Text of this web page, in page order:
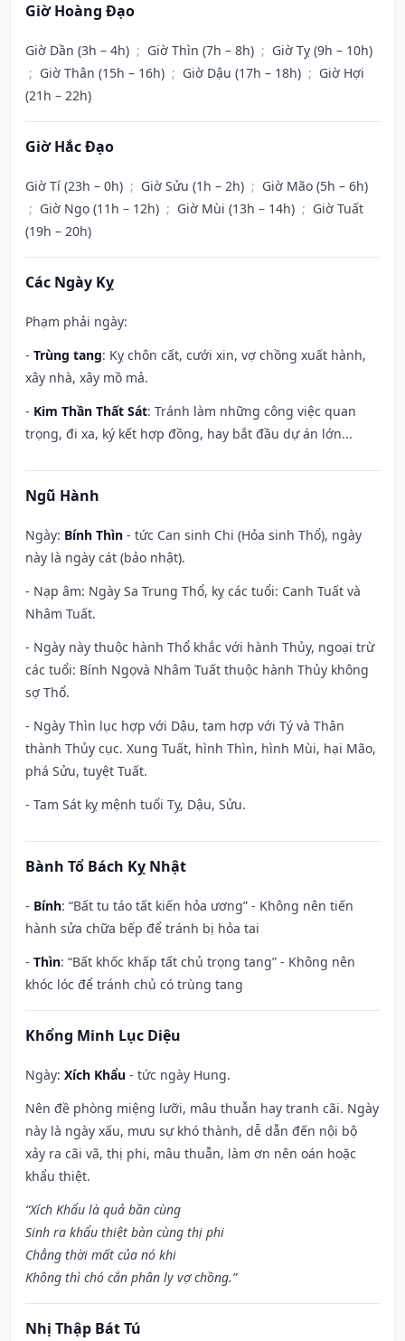
Giờ Hoàng Đạo
Giờ Dần (3h – 4h) ; Giờ Thìn (7h – 8h) ; Giờ Tỵ (9h – 10h)
; Giờ Thân (15h – 16h) ; Giờ Dậu (17h – 18h) ; Giờ Hợi
(21h – 22h)
Giờ Hắc Đạo
Giờ Tí (23h – 0h) ; Giờ Sửu (1h – 2h) ; Giờ Mão (5h – 6h)
; Giờ Ngọ (11h – 12h) ; Giờ Mùi (13h – 14h) ; Giờ Tuất
(19h – 20h)
Các Ngày Kỵ
Phạm phải ngày:
- Trùng tang: Kỵ chôn cất, cưới xin, vợ chồng xuất hành,
xây nhà, xây mồ mả.
- Kim Thần Thất Sát: Tránh làm những công việc quan
trọng, đi xa, ký kết hợp đồng, hay bắt đầu dự án lớn...
Ngũ Hành
Ngày: Bính Thìn - tức Can sinh Chi (Hỏa sinh Thổ), ngày
này là ngày cát (bảo nhật).
- Nạp âm: Ngày Sa Trung Thổ, kỵ các tuổi: Canh Tuất và
Nhâm Tuất.
- Ngày này thuộc hành Thổ khắc với hành Thủy, ngoại trừ
các tuổi: Bính Ngọvà Nhâm Tuất thuộc hành Thủy không
sợ Thổ.
- Ngày Thìn lục hợp với Dậu, tam hợp với Tý và Thân
thành Thủy cục. Xung Tuất, hình Thìn, hình Mùi, hại Mão,
phá Sửu, tuyệt Tuất.
- Tam Sát kỵ mệnh tuổi Tỵ, Dậu, Sửu.
Bành Tổ Bách Kỵ Nhật
- Bính: “Bất tu táo tất kiến hỏa ương” - Không nên tiến
hành sửa chữa bếp để tránh bị hỏa tai
- Thìn: “Bất khốc khấp tất chủ trọng tang” - Không nên
khóc lóc để tránh chủ có trùng tang
Khổng Minh Lục Diệu
Ngày: Xích Khẩu - tức ngày Hung.
Nên đề phòng miệng lưỡi, mâu thuẫn hay tranh cãi. Ngày
này là ngày xấu, mưu sự khó thành, dễ dẫn đến nội bộ
xảy ra cãi vã, thị phi, mâu thuẫn, làm ơn nên oán hoặc
khẩu thiệt.
“Xích Khẩu là quả bần cùng
Sinh ra khẩu thiệt bàn cùng thị phi
Chẳng thời mất của nó khi
Không thì chó cắn phân ly vợ chồng.”
Nhị Thập Bát Tú